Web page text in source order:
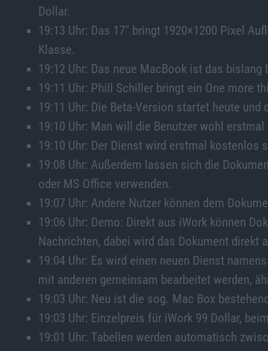
Dollar.
19:13 Uhr: Das 17″ bringt 1920×1200 Pixel
Klasse.
19:12 Uhr: Das neue MacBook ist das
19:11 Uhr: Phill Schiller bringt ein One more
19:11 Uhr: Die Beta-Version startet heute
19:10 Uhr: Man will die Benutzer wohl
19:10 Uhr: Der Dienst wird erstmal
19:08 Uhr: Außerdem lassen sich die
oder MS Office verwenden.
19:07 Uhr: Andere Nutzer können dem
19:06 Uhr: Demo: Direkt aus iWork können
Nachrichten, dabei wird das Dokument direkt
19:04 Uhr: Es wird einen neuen Dienst
mit anderen gemeinsam bearbeitet werden,
19:03 Uhr: Neu ist die sog. Mac Box
19:03 Uhr: Einzelpreis für iWork 99 Dollar,
19:01 Uhr: Tabellen werden automatisch